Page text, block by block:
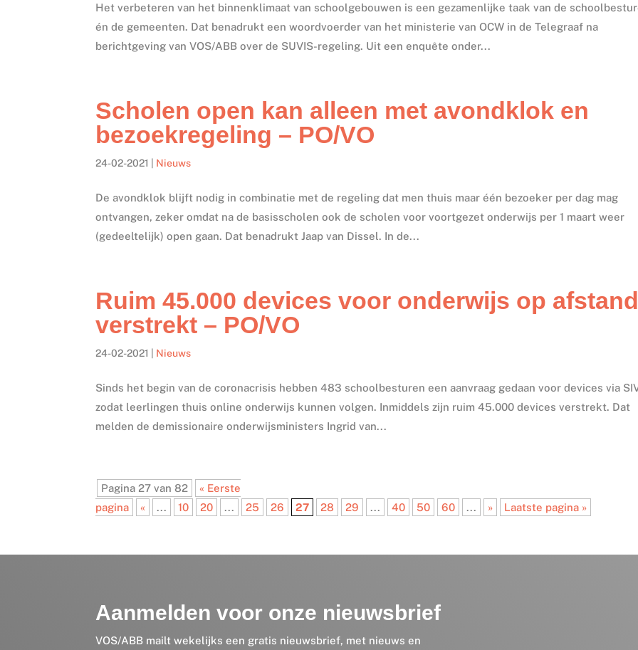
Het verbeteren van het binnenklimaat van schoolgebouwen is een gezamenlijke taak van de
én de gemeenten. Dat benadrukt een woordvoerder van het ministerie van OCW in de Telegraaf na
berichtgeving van VOS/ABB over de SUVIS-regeling. Uit een enquête onder...
Scholen open kan alleen met avondklok en
bezoekregeling – PO/VO
24-02-2021 Nieuws
De avondklok blijft nodig in combinatie met de regeling dat men thuis maar één bezoeker per dag mag
ontvangen, zeker omdat na de basisscholen ook de scholen voor voortgezet onderwijs per 1 maart weer
(gedeeltelijk) open gaan. Dat benadrukt Jaap van Dissel. In de...
Ruim 45.000 devices voor onderwijs op
verstrekt – PO/VO
24-02-2021 Nieuws
Sinds het begin van de coronacrisis hebben 483 schoolbesturen een aanvraag gedaan voor devices via
zodat leerlingen thuis online onderwijs kunnen volgen. Inmiddels zijn ruim 45.000 devices verstrekt. Dat
melden de demissionaire onderwijsministers Ingrid van...
Pagina 27 van 82
« Eerste
pagina
« ... 10 20 ... 25 26 27 28 29 ... 40 50 60 ... » Laatste pagina »
Aanmelden voor onze nieuwsbrief
VOS/ABB mailt wekelijks een gratis nieuwsbrief, met nieuws en